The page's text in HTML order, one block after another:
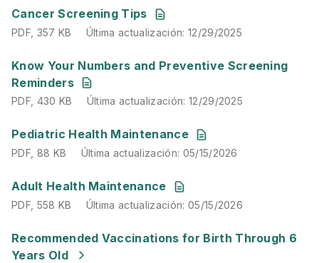
Cancer Screening Tips
PDF,357 KB Última actualización
PDF, 357 KB Última actualización: 12/29/2025
Know Your Numbers and Preventive Screening
Reminders
PDF,430 KB Última actualización:12/29/2025
PDF, 430 KB Última actualización: 12/29/2025
Pediatric Health Maintenance
PDF,88 KB Última actualización:05/15/2026
PDF, 88 KB Última actualización: 05/15/2026
Adult Health Maintenance
PDF,558 KB Última actualización:
PDF, 558 KB Última actualización: 05/15/2026
Recommended Vaccinations for Birth Through 6
Years Old
Última actualización:03/17/2026